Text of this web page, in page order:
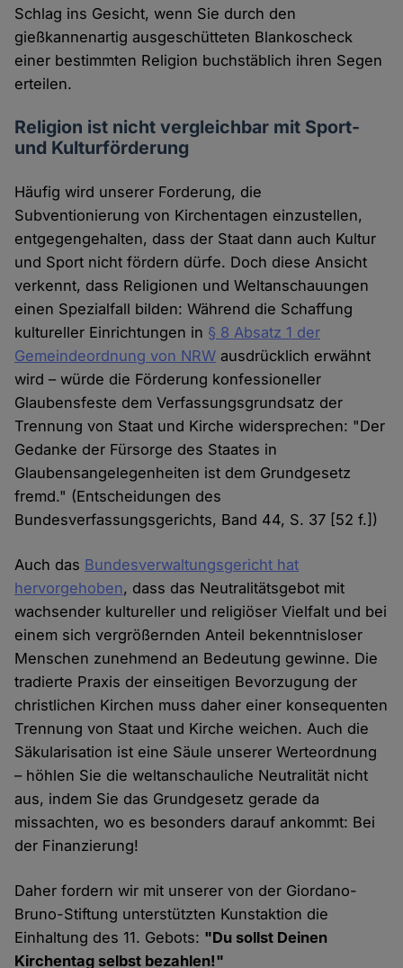
Schlag ins Gesicht, wenn Sie durch den
gießkannenartig ausgeschütteten Blankoscheck
einer bestimmten Religion buchstäblich ihren Segen
erteilen.
Religion ist nicht vergleichbar mit Sport-
und Kulturförderung
Häufig wird unserer Forderung, die
Subventionierung von Kirchentagen einzustellen,
entgegengehalten, dass der Staat dann auch Kultur
und Sport nicht fördern dürfe. Doch diese Ansicht
verkennt, dass Religionen und Weltanschauungen
einen Spezialfall bilden: Während die Schaffung
kultureller Einrichtungen in § 8 Absatz 1 der
Gemeindeordnung von NRW ausdrücklich erwähnt
wird – würde die Förderung konfessioneller
Glaubensfeste dem Verfassungsgrundsatz der
Trennung von Staat und Kirche widersprechen: "Der
Gedanke der Fürsorge des Staates in
Glaubensangelegenheiten ist dem Grundgesetz
fremd." (Entscheidungen des
Bundesverfassungsgerichts, Band 44, S. 37 [52 f.])
Auch das Bundesverwaltungsgericht hat
hervorgehoben, dass das Neutralitätsgebot mit
wachsender kultureller und religiöser Vielfalt und bei
einem sich vergrößernden Anteil bekenntnisloser
Menschen zunehmend an Bedeutung gewinne. Die
tradierte Praxis der einseitigen Bevorzugung der
christlichen Kirchen muss daher einer konsequenten
Trennung von Staat und Kirche weichen. Auch die
Säkularisation ist eine Säule unserer Werteordnung
– höhlen Sie die weltanschauliche Neutralität nicht
aus, indem Sie das Grundgesetz gerade da
missachten, wo es besonders darauf ankommt: Bei
der Finanzierung!
Daher fordern wir mit unserer von der Giordano-
Bruno-Stiftung unterstützten Kunstaktion die
Einhaltung des 11. Gebots: "Du sollst Deinen
Kirchentag selbst bezahlen!"